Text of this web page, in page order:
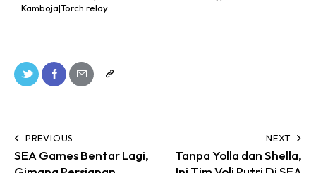
Kamboja|Torch relay
PREVIOUS
SEA Games Bentar Lagi,
NEXT
Tanpa Yolla dan Shella,